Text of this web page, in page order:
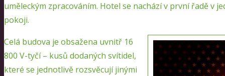
uměleckým zpracováním. Hotel se nachází v první řadě v
pokoji.
Celá budova je obsažena uvnitř 16
800 V-tyčí – kusů dodaných svítidel,
které se jednotlivě rozsvěcují jinými